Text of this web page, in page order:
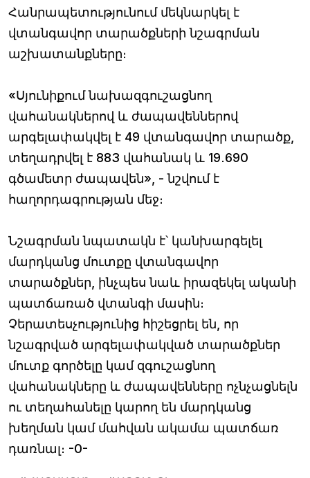
Հանրապետությունում մեկնարկել է
վտանգավոր տարածքների նշագրման
աշխատանքները։
«Սյունիքում նախազգուշացնող
վահանակներով և ժապավեններով
արգելափակվել է 49 վտանգավոր տարածք,
տեղադրվել է 883 վահանակ և 19․690
գծամետր ժապավեն», - նշվում է
հաղորդագրության մեջ։
Նշագրման նպատակն է՝ կանխարգելել
մարդկանց մուտքը վտանգավոր
տարածքներ, ինչպես նաև իրազեկել ականի
պատճառած վտանգի մասին։
Չերատեսչությունից հիշեցրել են, որ
նշագրված արգելափակված տարածքներ
մուտք գործելը կամ զգուշացնող
վահանակները և ժապավենները ոչնչացնելն
ու տեղահանելը կարող են մարդկանց
խեղման կամ մահվան ակամա պատճառ
դառնալ։ -0-